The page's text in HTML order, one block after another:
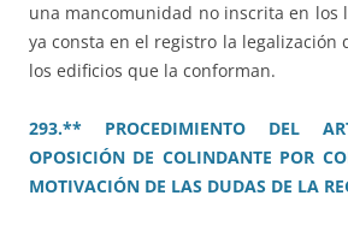
una mancomunidad no inscrita en los
ya consta en el registro la legalización
los edificios que la conforman.
293.** PROCEDIMIENTO DEL
OPOSICIÓN DE COLINDANTE POR
MOTIVACIÓN DE LAS DUDAS DE LA